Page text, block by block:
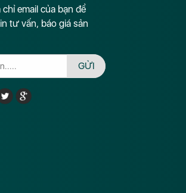
chỉ email của bạn để
tư vấn, báo giá sản
GỬI